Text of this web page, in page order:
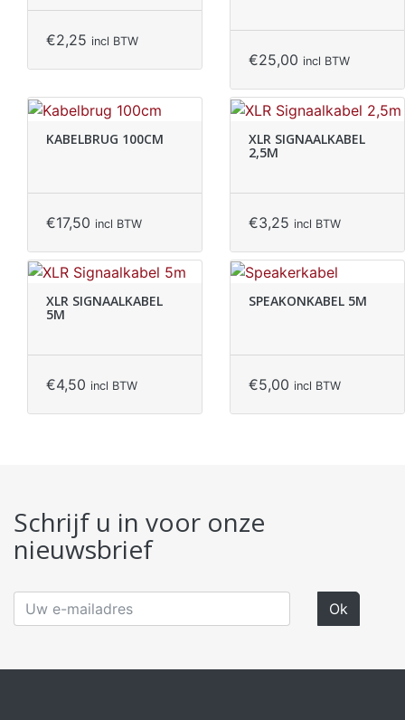
€2,25 incl BTW
€25,00 incl BTW
KABELBRUG 100CM
€17,50 incl BTW
XLR SIGNAALKABEL
2,5M
€3,25 incl BTW
XLR SIGNAALKABEL
5M
€4,50 incl BTW
SPEAKONKABEL 5M
€5,00 incl BTW
Schrijf u in voor onze
nieuwsbrief